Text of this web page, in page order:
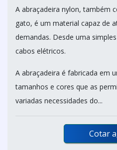
A abraçadeira nylon, também
gato, é um material capaz de
demandas. Desde uma
cabos elétricos.
A abraçadeira é fabricada em
tamanhos e cores que as
variadas necessidades do...
Cotar